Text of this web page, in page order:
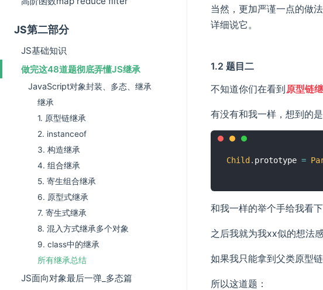
JS第二部分
JS基础知识
做完这48道题彻底弄懂JS继承
JavaScript对象封装、多态、继承
继承
1. 原型链继承
2. instanceof
3. 构造继承
4. 组合继承
5. 寄生组合继承
6. 原型式继承
7. 寄生式继承
8. 混入方式继承多个对象
9. class中的继承
所有继承总结
JS面向对象最后一弹_多态篇
当然，更加严谨一点的做
详细说它。
1.2 题目二
不知道你们在看到原型链
有没有和我一样，想到的
Child . prototype =
和我一样的举个手给我看
之后我就为我xx似的想法
如果我只能拿到父类原型
所以这道题：